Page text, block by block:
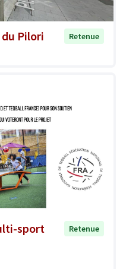
Pilori
Retenue
sport
Retenue